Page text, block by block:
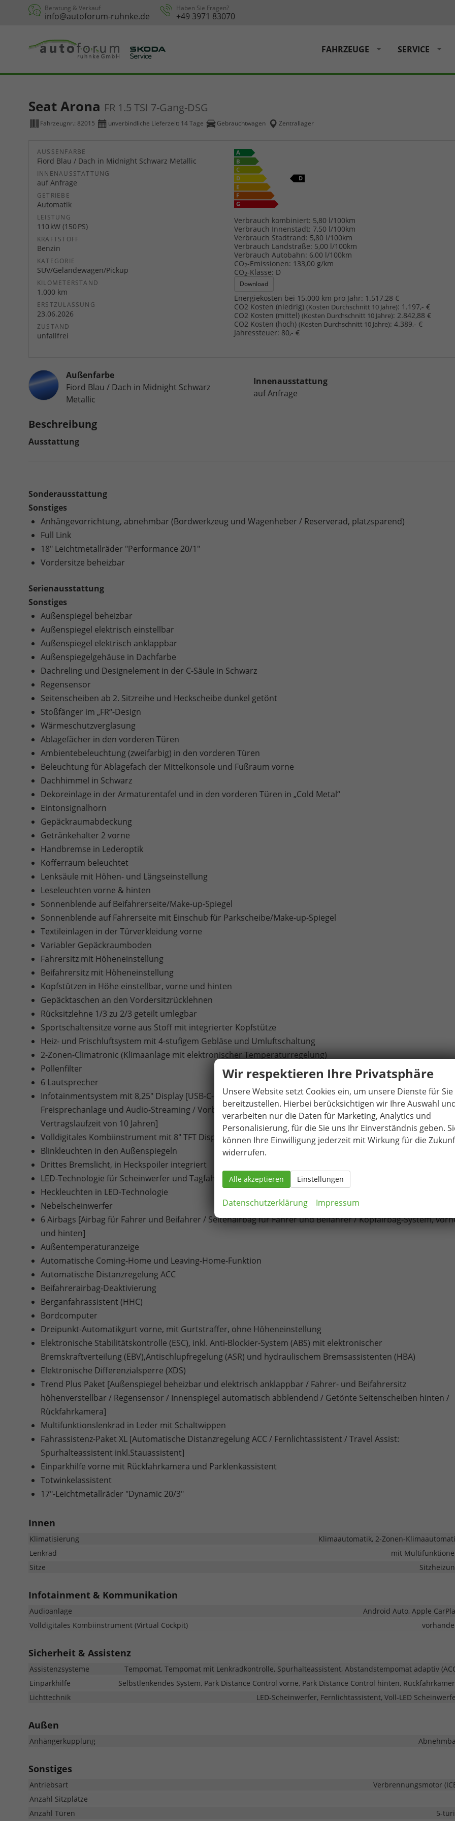
Beratung & Verkauf
info@autoforum-ruhnke.de
Haben Sie Fragen?
+49 3971 83070
FAHRZEUGE SERVICE
Seat Arona FR 1.5 TSI 7-Gang-DSG
Fahrzeugnr.: 82015 unverbindliche Lieferzeit: 14 Tage Gebrauchtwagen Zentrallager
AUSSENFARBE
Fiord Blau / Dach in Midnight Schwarz Metallic
INNENAUSSTATTUNG
auf Anfrage
GETRIEBE
Automatik
LEISTUNG
110 kW (150 PS)
KRAFTSTOFF
Benzin
KATEGORIE
SUV/Geländewagen/Pickup
KILOMETERSTAND
1.000 km
ERSTZULASSUNG
23.06.2026
ZUSTAND
unfallfrei
Verbrauch kombiniert: 5,80 l/100km
Verbrauch Innenstadt: 7,50 l/100km
Verbrauch Stadtrand: 5,80 l/100km
Verbrauch Landstraße: 5,00 l/100km
Verbrauch Autobahn: 6,00 l/100km
CO2-Emissionen: 133,00 g/km
CO2-Klasse: D
Download
Energiekosten bei 15.000 km pro Jahr: 1.517,28 €
CO2 Kosten (niedrig) (Kosten Durchschnitt 10 Jahre): 1.197,- €
CO2 Kosten (mittel) (Kosten Durchschnitt 10 Jahre): 2.842,88 €
CO2 Kosten (hoch) (Kosten Durchschnitt 10 Jahre): 4.389,- €
Jahressteuer: 80,- €
Außenfarbe
Fiord Blau / Dach in Midnight Schwarz
Metallic
Innenausstattung
auf Anfrage
Beschreibung
Ausstattung
Sonderausstattung
Sonstiges
Anhängevorrichtung, abnehmbar (Bordwerkzeug und Wagenheber / Reserverad, platzsparend)
Full Link
18" Leichtmetallräder "Performance 20/1"
Vordersitze beheizbar
Serienausstattung
Sonstiges
Außenspiegel beheizbar
Außenspiegel elektrisch einstellbar
Außenspiegel elektrisch anklappbar
Außenspiegelgehäuse in Dachfarbe
Dachreling und Designelement in der C-Säule in Schwarz
Regensensor
Seitenscheiben ab 2. Sitzreihe und Heckscheibe dunkel getönt
Stoßfänger im „FR“-Design
Wärmeschutzverglasung
Ablagefächer in den vorderen Türen
Ambientebeleuchtung (zweifarbig) in den vorderen Türen
Beleuchtung für Ablagefach der Mittelkonsole und Fußraum vorne
Dachhimmel in Schwarz
Dekoreinlage in der Armaturentafel und in den vorderen Türen in „Cold Metal“
Eintonsignalhorn
Gepäckraumabdeckung
Getränkehalter 2 vorne
Handbremse in Lederoptik
Kofferraum beleuchtet
Lenksäule mit Höhen- und Längseinstellung
Leseleuchten vorne & hinten
Sonnenblende auf Beifahrerseite/Make-up-Spiegel
Sonnenblende auf Fahrerseite mit Einschub für Parkscheibe/Make-up-Spiegel
Textileinlagen in der Türverkleidung vorne
Variabler Gepäckraumboden
Fahrersitz mit Höheneinstellung
Beifahrersitz mit Höheneinstellung
Kopfstützen in Höhe einstellbar, vorne und hinten
Gepäcktaschen an den Vordersitzrücklehnen
Rücksitzlehne 1/3 zu 2/3 geteilt umlegbar
Sportschaltensitze vorne aus Stoff mit integrierter Kopfstütze
Heiz- und Frischluftsystem mit 4-stufigem Gebläse und Umluftschaltung
2-Zonen-Climatronic (Klimaanlage mit elektronischer Temperaturregelung)
Pollenfilter
6 Lautsprecher
Infotainmentsystem mit 8,25" Display [USB-C-Schnittstelle / Bluetooth-Schnittstelle mit integrierter
Freisprechanlage und Audio-Streaming / Vorbereitet für die Aktivierung von SEAT CONNECT mit kostenloser
Vertragslaufzeit von 10 Jahren]
Volldigitales Kombiinstrument mit 8" TFT Display
Blinkleuchten in den Außenspiegeln
Drittes Bremslicht, in Heckspoiler integriert
LED-Technologie für Scheinwerfer und Tagfahrlicht
Heckleuchten in LED-Technologie
Nebelscheinwerfer
6 Airbags [Airbag für Fahrer und Beifahrer / Seitenairbag für Fahrer und Beifahrer / Kopfairbag-System,
und hinten]
Außentemperaturanzeige
Automatische Coming-Home und Leaving-Home-Funktion
Automatische Distanzregelung ACC
Beifahrerairbag-Deaktivierung
Berganfahrassistent (HHC)
Bordcomputer
Dreipunkt-Automatikgurt vorne, mit Gurtstraffer, ohne Höheneinstellung
Elektronische Stabilitätskontrolle (ESC), inkl. Anti-Blockier-System (ABS) mit elektronischer
Bremskraftverteilung (EBV),Antischlupfregelung (ASR) und hydraulischem Bremsassistenten (HBA)
Elektronische Differenzialsperre (XDS)
Trend Plus Paket [Außenspiegel beheizbar und elektrisch anklappbar / Fahrer- und Beifahrersitz
höhenverstellbar / Regensensor / Innenspiegel automatisch abblendend / Getönte Seitenscheiben hinten /
Rückfahrkamera]
Multifunktionslenkrad in Leder mit Schaltwippen
Fahrassistenz-Paket XL [Automatische Distanzregelung ACC / Fernlichtassistent / Travel Assist:
Spurhalteassistent inkl.Stauassistent]
Einparkhilfe vorne mit Rückfahrkamera und Parklenkassistent
Totwinkelassistent
17"-Leichtmetallräder "Dynamic 20/3"
Innen
Klimatisierung
Klimaautomatik, 2-Zonen-
Lenkrad
mit
Sitze
Infotainment & Kommunikation
Audioanlage
Android Auto, Apple
Volldigitales Kombiinstrument (Virtual Cockpit)
Sicherheit & Assistenz
Assistenzsysteme
Tempomat, Tempomat mit Lenkradkontrolle, Spurhalteassistent, Abstandstempomat adaptiv
Einparkhilfe
Selbstlenkendes System, Park Distance Control vorne, Park Distance Control hinten,
Lichttechnik
LED-Scheinwerfer, Fernlichtassistent, Voll-LED
Außen
Anhängerkupplung
Sonstiges
Antriebsart
Verbrennungsmotor
Anzahl Sitzplätze
Anzahl Türen
5-
Wir respektieren Ihre Privatsphäre
Unsere Website setzt Cookies ein, um unsere Dienste für Sie
bereitzustellen. Hierbei berücksichtigen wir Ihre Auswahl
verarbeiten nur die Daten für Marketing, Analytics und
Personalisierung, für die Sie uns Ihr Einverständnis geben.
können Ihre Einwilligung jederzeit mit Wirkung für die
widerrufen.
Alle akzeptieren Einstellungen
Datenschutzerklärung Impressum